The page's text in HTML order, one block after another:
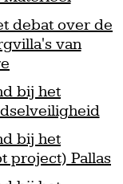
debat over de
van
bij het
bij het
project) Pallas